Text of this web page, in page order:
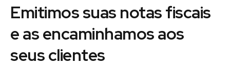
Emitimos suas notas fiscais
e as encaminhamos aos
seus clientes